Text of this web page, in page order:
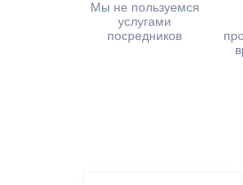
Мы не пользуемся
услугами
посредников